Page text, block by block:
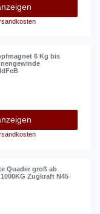
6 Kg bis
Quader groß ab
Zugkraft N45